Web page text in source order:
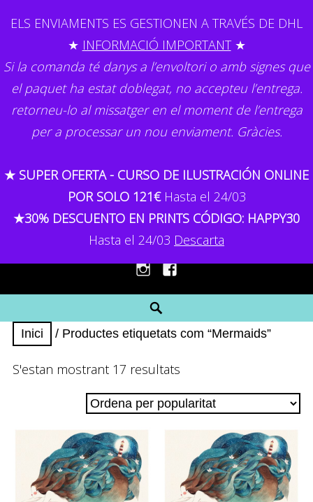
GEMMA CAPDEVILA
Il·lustració
MENU
InstagramFacebook
Inici / Productes etiquetats com “Mermaids”
S'estan mostrant 17 resultats
per
popularitat
ELS ENVIAMENTS ES GESTIONEN A TRAVÉS DE DHL
★ INFORMACIÓ IMPORTANT★
Si la comanda té danys a l’envoltori o amb signes que
el paquet ha estat doblegat, no accepteu l’entrega.
retorneu-lo al missatger en el moment de l’entrega
per a processar un nou enviament. Gràcies.
★ SUPER OFERTA - CURSO DE ILUSTRACIÓN ONLINE
POR SOLO 121€ Hasta el 24/03
★30% DESCUENTO EN PRINTS CÓDIGO: HAPPY30
Hasta el 24/03 Descarta